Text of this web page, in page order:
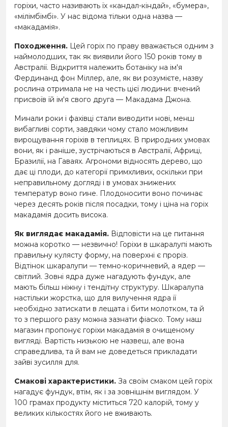
горіхи, часто називають їх «кандал-кіндай», «бумера»,
«мілімбімбі». У нас відома тільки одна назва —
«макадамія».
Походження. Цей горіх по праву вважається одним з
наймолодших, так як виявили його 150 років тому в
Австралії. Відкриття належить ботаніку на ім'я
Фердинанд фон Міллер, але, як ви розумієте, назву
рослина отримала не на честь цієї людини: вчений
присвоїв їй ім'я свого друга — Макадама Джона.
Минали роки і фахівці стали виводити нові, менш
вибагливі сорти, завдяки чому стало можливим
вирощування горіхів в теплицях. В природних умовах
вони, як і раніше, зустрічаються в Австралії, Африці,
Бразилії, на Гаваях. Агрономи відносять дерево, що
дає ці плоди, до категорії примхливих, оскільки при
неправильному догляді і в умовах знижених
температур воно гине. Плодоносити воно починає
через десять років після посадки, тому і ціна на горіх
макадамія досить висока.
Як виглядає макадамія. Відповісти на це питання
можна коротко — незвично! Горіхи в шкаралупі мають
правильну кулясту форму, на поверхні є проріз.
Відтінок шкаралупи — темно-коричневий, а ядер —
світлий. Зовні ядра дуже нагадують фундук, але
мають більш ніжну і тендітну структуру. Шкаралупа
настільки жорстка, що для вилучення ядра її
необхідно затискати в лещата і бити молотком, та й
то з першого разу можна зазнати фіаско. Тому наш
магазин пропонує горіхи макадамія в очищеному
вигляді. Вартість низькою не назвеш, але вона
справедлива, та й вам не доведеться прикладати
зайві зусилля для.
Смакові характеристики. За своїм смаком цей горіх
нагадує фундук, втім, як і за зовнішнім виглядом. У
100 грамах продукту міститься 720 калорій, тому у
великих кількостях його не вживають.